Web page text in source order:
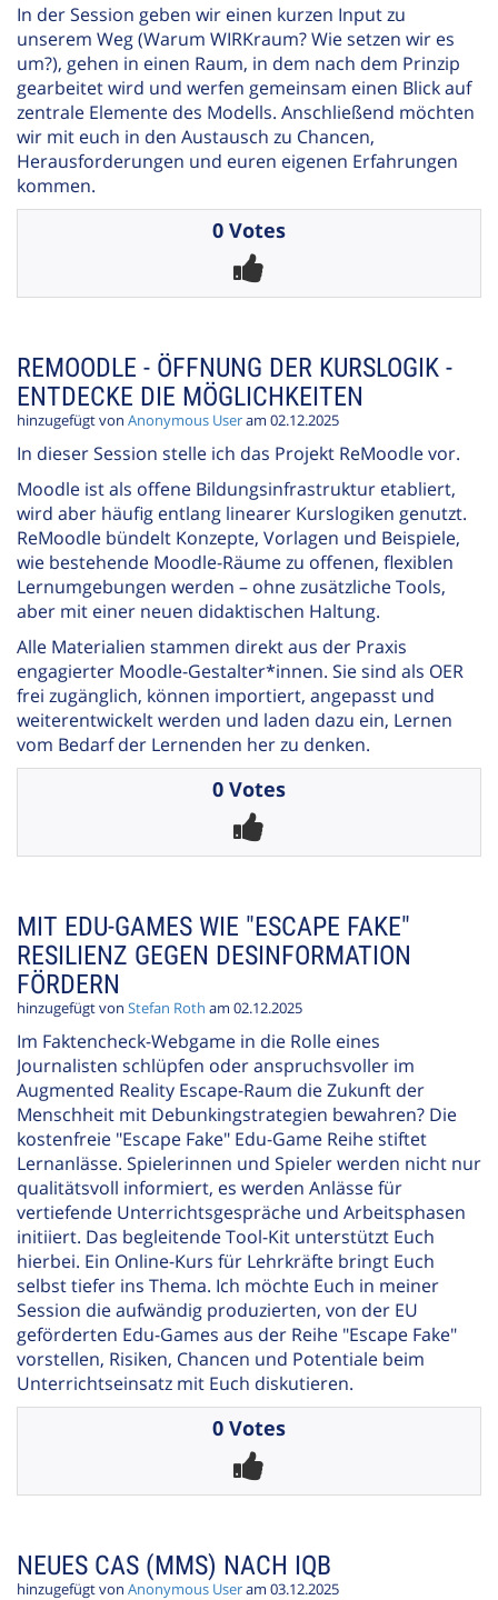
In der Session geben wir einen kurzen Input zu
unserem Weg (Warum WIRKraum? Wie setzen wir es
um?), gehen in einen Raum, in dem nach dem Prinzip
gearbeitet wird und werfen gemeinsam einen Blick auf
zentrale Elemente des Modells. Anschließend möchten
wir mit euch in den Austausch zu Chancen,
Herausforderungen und euren eigenen Erfahrungen
kommen.
0 Votes
REMOODLE - ÖFFNUNG DER KURSLOGIK -
ENTDECKE DIE MÖGLICHKEITEN
hinzugefügt von Anonymous Useram 02.12.2025
In dieser Session stelle ich das Projekt ReMoodle vor.
Moodle ist als offene Bildungsinfrastruktur etabliert,
wird aber häufig entlang linearer Kurslogiken genutzt.
ReMoodle bündelt Konzepte, Vorlagen und Beispiele,
wie bestehende Moodle-Räume zu offenen, flexiblen
Lernumgebungen werden – ohne zusätzliche Tools,
aber mit einer neuen didaktischen Haltung.
Alle Materialien stammen direkt aus der Praxis
engagierter Moodle-Gestalter*innen. Sie sind als OER
frei zugänglich, können importiert, angepasst und
weiterentwickelt werden und laden dazu ein, Lernen
vom Bedarf der Lernenden her zu denken.
0 Votes
MIT EDU-GAMES WIE "ESCAPE FAKE"
RESILIENZ GEGEN DESINFORMATION
FÖRDERN
hinzugefügt von Stefan Roth am 02.12.2025
Im Faktencheck-Webgame in die Rolle eines
Journalisten schlüpfen oder anspruchsvoller im
Augmented Reality Escape-Raum die Zukunft der
Menschheit mit Debunkingstrategien bewahren? Die
kostenfreie "Escape Fake" Edu-Game Reihe stiftet
Lernanlässe. Spielerinnen und Spieler werden nicht nur
qualitätsvoll informiert, es werden Anlässe für
vertiefende Unterrichtsgespräche und Arbeitsphasen
initiiert. Das begleitende Tool-Kit unterstützt Euch
hierbei. Ein Online-Kurs für Lehrkräfte bringt Euch
selbst tiefer ins Thema. Ich möchte Euch in meiner
Session die aufwändig produzierten, von der EU
geförderten Edu-Games aus der Reihe "Escape Fake"
vorstellen, Risiken, Chancen und Potentiale beim
Unterrichtseinsatz mit Euch diskutieren.
0 Votes
NEUES CAS (MMS) NACH IQB
hinzugefügt von Anonymous Useram 03.12.2025